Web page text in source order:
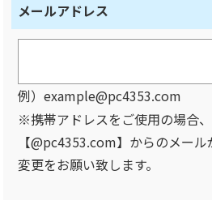
メールアドレス
例）example@pc4353.com
※携帯アドレスをご使用の場合
【@pc4353.com】からのメー
変更をお願い致します。